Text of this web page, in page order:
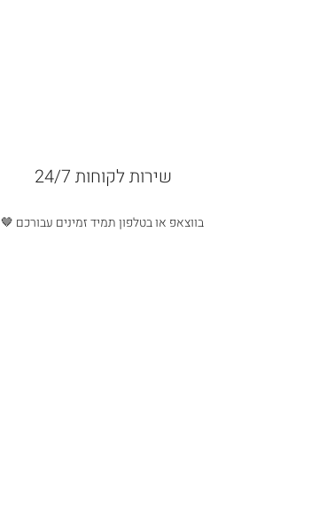
שירות לקוחות 24/7
בווצאפ או בטלפון תמיד זמינים עבורכם 🤎